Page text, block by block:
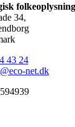
34,
43 24
net.dk